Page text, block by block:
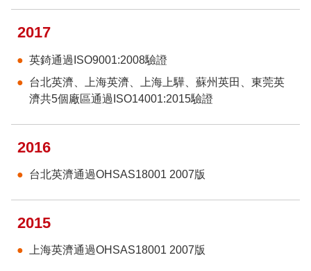
2017
英錡通過ISO9001:2008驗證
台北英濟、上海英濟、上海上驊、蘇州英田、東莞英
濟共5個廠區通過ISO14001:2015驗證
2016
台北英濟通過OHSAS18001 2007版
2015
上海英濟通過OHSAS18001 2007版